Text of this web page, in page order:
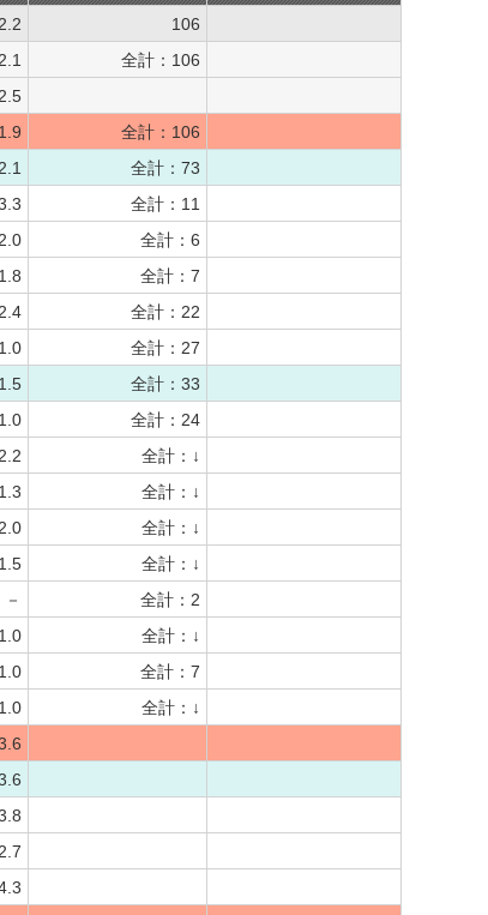
106
全計：106
1.9
全計：106
全計：73
全計：11
全計：6
1.8
全計：7
全計：22
1.0
全計：27
1.5
全計：33
1.0
全計：24
全計：↓
1.3
全計：↓
全計：↓
1.5
全計：↓
－
全計：2
1.0
全計：↓
1.0
全計：7
1.0
全計：↓